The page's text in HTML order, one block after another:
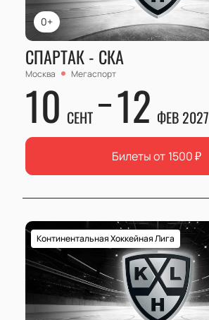
0+
СПАРТАК - СКА
Москва Мегаспорт
10 СЕНТ 12 ФЕВ 2027
Билеты от 1500₽
Континентальная Хоккейная Лига